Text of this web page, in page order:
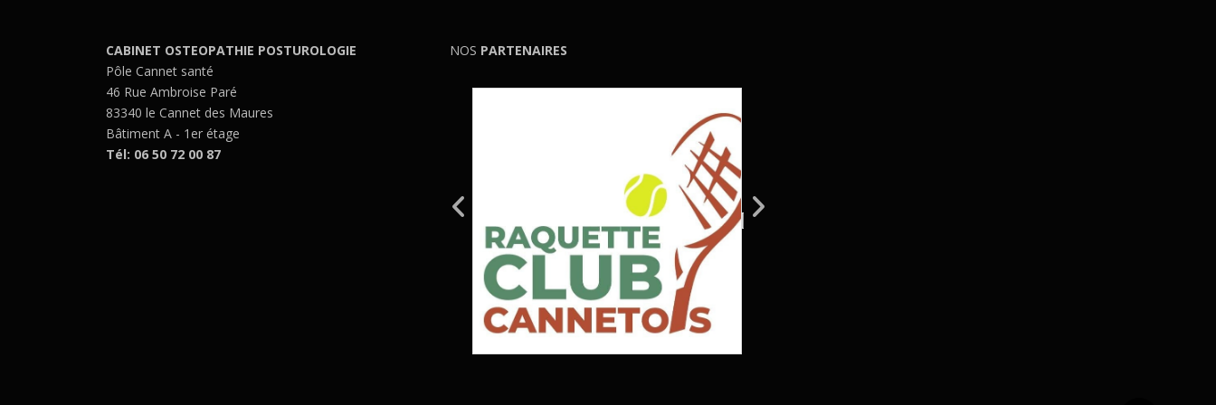
CABINET OSTEOPATHIE POSTUROLOGIE
Pôle Cannet santé
46 Rue Ambroise Paré
83340 le Cannet des Maures
Bâtiment A - 1er étage
Tél: 06 50 72 00 87
NOS PARTENAIRES